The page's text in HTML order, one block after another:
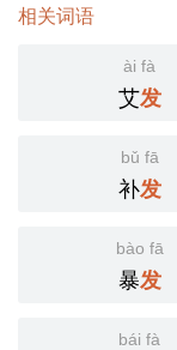
相关词语
ài fà
艾发
bǔ fā
补发
bào fā
暴发
bái fà